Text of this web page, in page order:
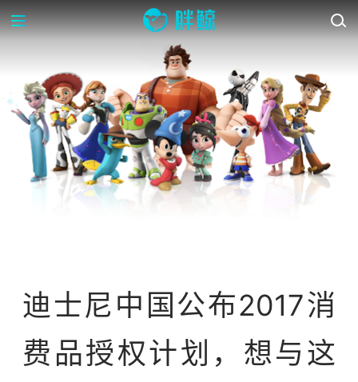
迪士尼中国公布2017消
费品授权计划，想与这